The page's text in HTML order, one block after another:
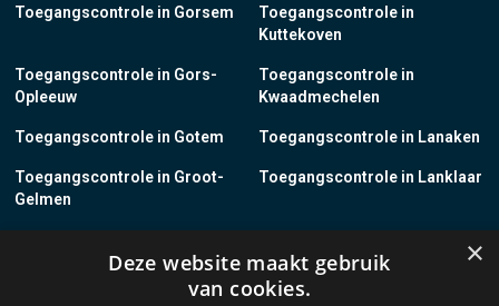
Toegangscontrole in Gorsem
Toegangscontrole in Gors-
Opleeuw
Toegangscontrole in Gotem
Toegangscontrole in Groot-
Gelmen
Toegangscontrole in Grote-
Toegangscontrole in
Kuttekoven
Toegangscontrole in
Kwaadmechelen
Toegangscontrole in Lanaken
Toegangscontrole in Lanklaar
Toegangscontrole in
×
Deze website maakt gebruik
van cookies.